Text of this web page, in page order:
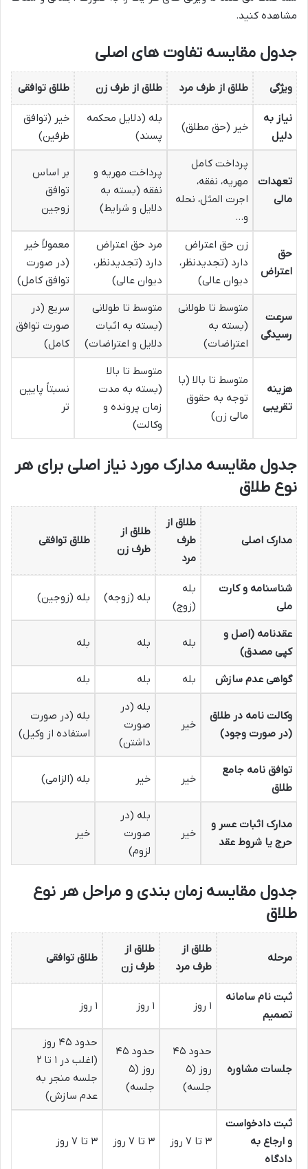
مشاهده کنید.
جدول مقایسه تفاوت های اصلی
ویژگی طلاق از طرف مرد طلاق از طرف زن طلاق توافقی
نیاز به
دلیل
خیر (حق مطلق)
بله (دلایل محکمه
پسند)
خیر (توافق
طرفین)
تعهدات
مالی
پرداخت کامل
مهریه، نفقه،
اجرت المثل، نحله
و…
پرداخت مهریه و
نفقه (بسته به
دلایل و شرایط)
بر اساس
توافق
زوجین
حق
اعتراض
زن حق اعتراض
دارد (تجدیدنظر،
دیوان عالی)
مرد حق اعتراض
دارد (تجدیدنظر،
دیوان عالی)
معمولاً خیر
(در صورت
توافق کامل)
سرعت
رسیدگی
متوسط تا طولانی
(بسته به
اعتراضات)
متوسط تا طولانی
(بسته به اثبات
دلایل و اعتراضات)
سریع (در
صورت توافق
کامل)
هزینه
تقریبی
متوسط تا بالا (با
توجه به حقوق
مالی زن)
متوسط تا بالا
(بسته به مدت
زمان پرونده و
وکالت)
نسبتاً پایین
تر
جدول مقایسه مدارک مورد نیاز اصلی برای هر
نوع طلاق
مدارک اصلی
طلاق از
طرف
مرد
طلاق از
طرف زن
طلاق توافقی
شناسنامه و کارت
ملی
بله
(زوج)
بله (زوجه) بله (زوجین)
عقدنامه (اصل و
کپی مصدق)
بله بله بله
گواهی عدم سازش بله بله بله
وکالت نامه در طلاق
(در صورت وجود)
خیر
بله (در
صورت
داشتن)
بله (در صورت
استفاده از وکیل)
توافق نامه جامع
طلاق
خیر خیر بله (الزامی)
مدارک اثبات عسر و
حرج یا شروط عقد
خیر
بله (در
صورت
لزوم)
خیر
جدول مقایسه زمان بندی و مراحل هر نوع
طلاق
مرحله
طلاق از
طرف مرد
طلاق از
طرف زن
طلاق توافقی
ثبت نام سامانه
تصمیم
۱ روز ۱ روز ۱ روز
جلسات مشاوره
حدود ۴۵
روز (۵
جلسه)
حدود ۴۵
روز (۵
جلسه)
حدود ۴۵ روز
(اغلب در ۱ تا ۲
جلسه منجر به
عدم سازش)
ثبت دادخواست
و ارجاع به
دادگاه
۳ تا ۷ روز ۳ تا ۷ روز ۳ تا ۷ روز